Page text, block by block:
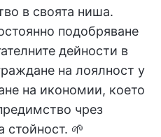
в своята ниша.
подобряване
дейности в
на лоялност у
на икономии, което
чрез
стойност. 🌱